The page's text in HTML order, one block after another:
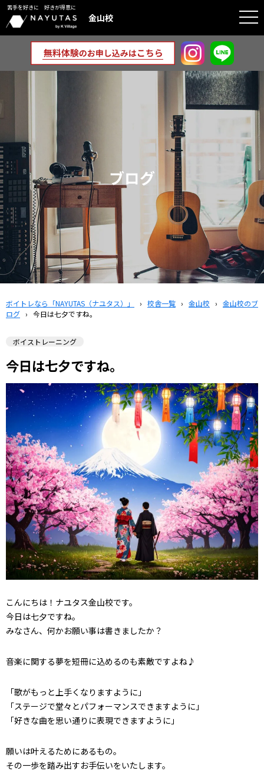
苦手を好きに 好きが得意に
金山校
ブログ
ボイトレなら「NAYUTAS（ナユタス）」 › 校舎一覧 › 金山校 › 金山校のブ
ログ › 今日は七夕ですね。
ボイストレーニング
今日は七夕ですね。
こんにちは！ナユタス金山校です。
今日は七夕ですね。
みなさん、何かお願い事は書きましたか？
音楽に関する夢を短冊に込めるのも素敵ですよね♪
「歌がもっと上手くなりますように」
「ステージで堂々とパフォーマンスできますように」
「好きな曲を思い通りに表現できますように」
願いは叶えるためにあるもの。
その一歩を踏み出すお手伝いをいたします。